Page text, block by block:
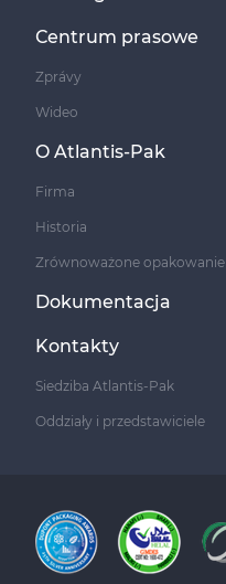
Сentrum prasowe
Zprávy
Wideo
O Atlantis-Pak
Firma
Historia
Zrównoważone opakowanie
Dokumentacja
Kontakty
Siedziba Atlantis-Pak
Oddziały i przedstawiciele